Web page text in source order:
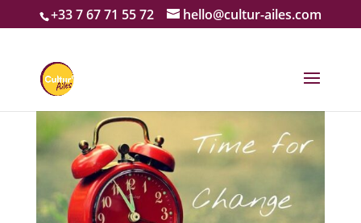
+33 7 67 71 55 72 hello@cultur-ailes.com